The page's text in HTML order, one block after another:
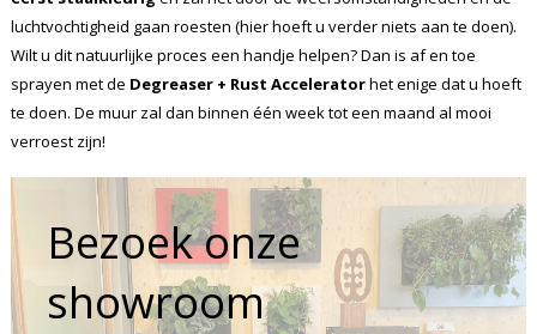
luchtvochtigheid gaan roesten (hier hoeft u verder niets aan te doen).
Wilt u dit natuurlijke proces een handje helpen? Dan is af en toe
sprayen met de Degreaser + Rust Acceleratorhet enige dat u hoeft
te doen. De muur zal dan binnen één week tot een maand al mooi
verroest zijn!
Bezoek onze
showroom